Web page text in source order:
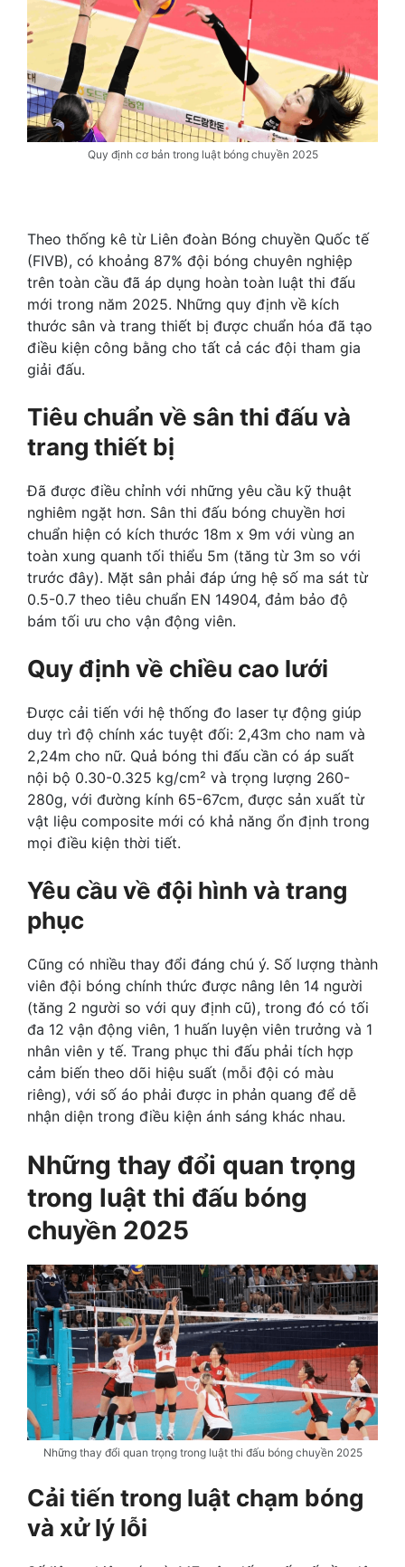
Quy định cơ bản trong luật bóng chuyền 2025
Theo thống kê từ Liên đoàn Bóng chuyền Quốc tế
(FIVB), có khoảng 87% đội bóng chuyên nghiệp
trên toàn cầu đã áp dụng hoàn toàn luật thi đấu
mới trong năm 2025. Những quy định về kích
thước sân và trang thiết bị được chuẩn hóa đã tạo
điều kiện công bằng cho tất cả các đội tham gia
giải đấu.
Tiêu chuẩn về sân thi đấu và
trang thiết bị
Đã được điều chỉnh với những yêu cầu kỹ thuật
nghiêm ngặt hơn. Sân thi đấu bóng chuyền hơi
chuẩn hiện có kích thước 18m x 9m với vùng an
toàn xung quanh tối thiểu 5m (tăng từ 3m so với
trước đây). Mặt sân phải đáp ứng hệ số ma sát từ
0.5-0.7 theo tiêu chuẩn EN 14904, đảm bảo độ
bám tối ưu cho vận động viên.
Quy định về chiều cao lưới
Được cải tiến với hệ thống đo laser tự động giúp
duy trì độ chính xác tuyệt đối: 2,43m cho nam và
2,24m cho nữ. Quả bóng thi đấu cần có áp suất
nội bộ 0.30-0.325 kg/cm² và trọng lượng 260-
280g, với đường kính 65-67cm, được sản xuất từ
vật liệu composite mới có khả năng ổn định trong
mọi điều kiện thời tiết.
Yêu cầu về đội hình và trang
phục
Cũng có nhiều thay đổi đáng chú ý. Số lượng thành
viên đội bóng chính thức được nâng lên 14 người
(tăng 2 người so với quy định cũ), trong đó có tối
đa 12 vận động viên, 1 huấn luyện viên trưởng và 1
nhân viên y tế. Trang phục thi đấu phải tích hợp
cảm biến theo dõi hiệu suất (mỗi đội có màu
riêng), với số áo phải được in phản quang để dễ
nhận diện trong điều kiện ánh sáng khác nhau.
Những thay đổi quan trọng
trong luật thi đấu bóng
chuyền 2025
Những thay đổi quan trọng trong luật thi đấu bóng chuyền 2025
Cải tiến trong luật chạm bóng
và xử lý lỗi